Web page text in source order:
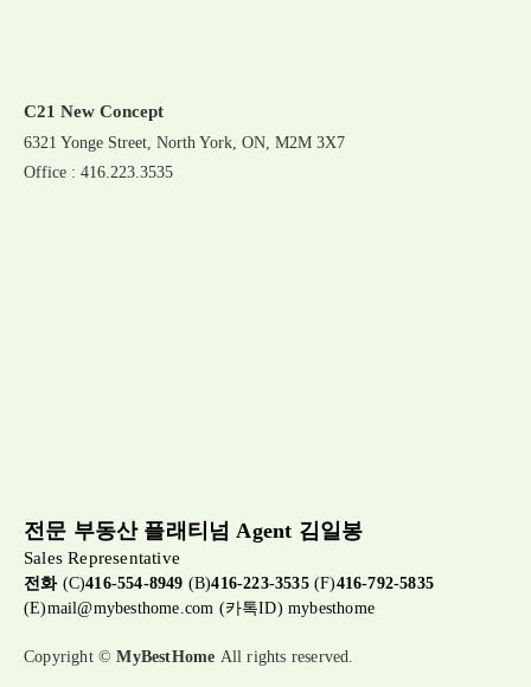
C21 New Concept
6321 Yonge Street, North York, ON, M2M 3X7
Office : 416.223.3535
전문 부동산 플래티넘 Agent 김일봉
Sales Representative
전화(C)416-554-8949 (B)416-223-3535(F)416-792-5835
(E)mail@mybesthome.com (카톡ID) mybesthome
Copyright ©MyBestHome All rights reserved.